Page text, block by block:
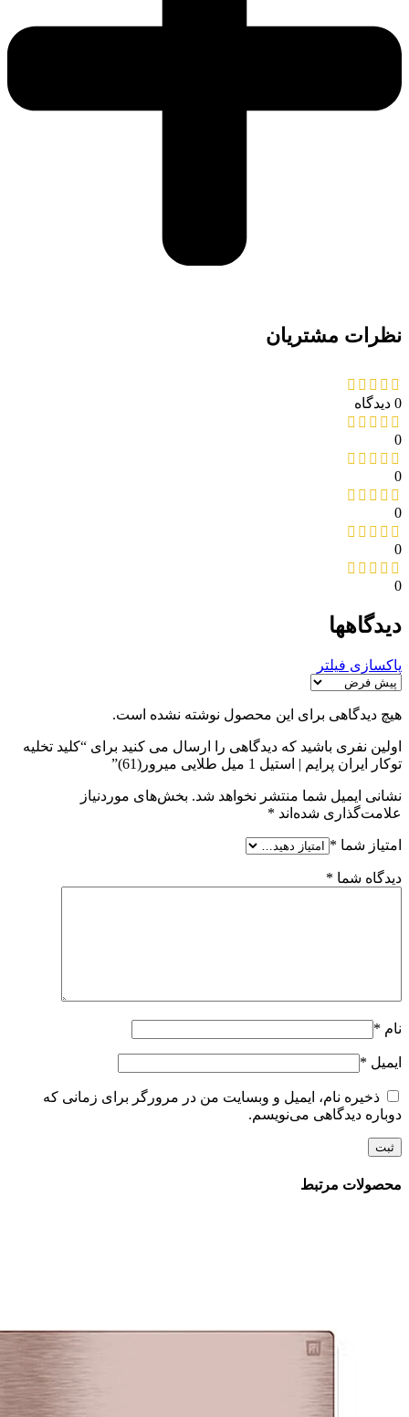
نظرات مشتریان
0 دیدگاه
0
0
0
0
0
دیدگاهها
پاکسازی فیلتر
هیچ دیدگاهی برای این محصول نوشته نشده است.
اولین نفری باشید که دیدگاهی را ارسال می کنید برای “کلید تخلیه
توکار ایران پرایم | استیل 1 میل طلایی میرور(61)”
نشانی ایمیل شما منتشر نخواهد شد. بخش‌های موردنیاز
علامت‌گذاری شده‌اند *
امتیاز شما *
دیدگاه شما *
نام *
ایمیل *
ذخیره نام، ایمیل و وبسایت من در مرورگر برای زمانی که
دوباره دیدگاهی می‌نویسم.
محصولات مرتبط